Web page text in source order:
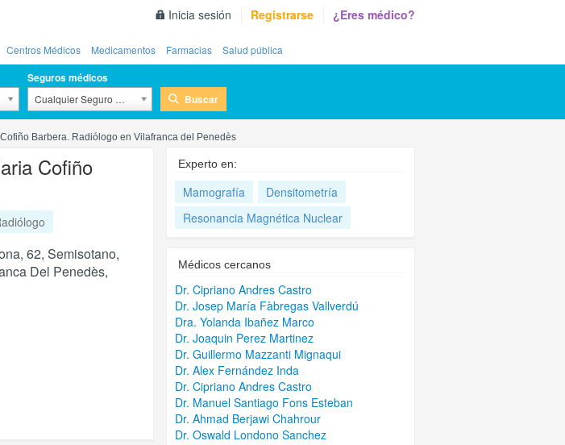
Inicia sesión Registrarse ¿Eres médico?
Centros Médicos Medicamentos Farmacias Salud pública
Seguros médicos
Cualquier Seguro Médico Buscar
Barbera. Radiólogo en Vilafranca del Penedès
Cofiño
62, Semisotano,
Del Penedès,
Experto en:
Mamografía
Densitometría
Resonancia Magnética Nuclear
Médicos cercanos
Dr. Cipriano Andres Castro
Dr. Josep María Fàbregas Vallverdú
Dra. Yolanda Ibañez Marco
Dr. Joaquin Perez Martinez
Dr. Guillermo Mazzanti Mignaqui
Dr. Alex Fernández Inda
Dr. Cipriano Andres Castro
Dr. Manuel Santiago Fons Esteban
Dr. Ahmad Berjawi Chahrour
Dr. Oswald Londono Sanchez